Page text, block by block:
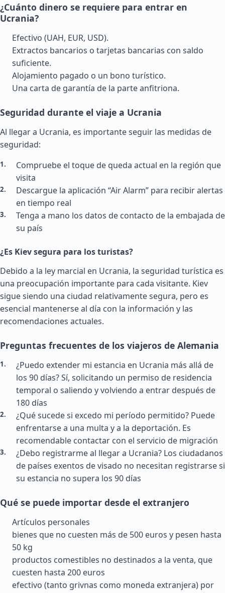
¿Cuánto dinero se requiere para entrar en
Ucrania?
Efectivo (UAH, EUR, USD).
Extractos bancarios o tarjetas bancarias con saldo
suficiente.
Alojamiento pagado o un bono turístico.
Una carta de garantía de la parte anfitriona.
Seguridad durante el viaje a Ucrania
Al llegar a Ucrania, es importante seguir las medidas de
seguridad:
Compruebe el toque de queda actual en la región que
visita
Descargue la aplicación “Air Alarm” para recibir alertas
en tiempo real
Tenga a mano los datos de contacto de la embajada de
su país
¿Es Kiev segura para los turistas?
Debido a la ley marcial en Ucrania, la seguridad turística es
una preocupación importante para cada visitante. Kiev
sigue siendo una ciudad relativamente segura, pero es
esencial mantenerse al día con la información y las
recomendaciones actuales.
Preguntas frecuentes de los viajeros de Alemania
¿Puedo extender mi estancia en Ucrania más allá de
los 90 días? Sí, solicitando un permiso de residencia
temporal o saliendo y volviendo a entrar después de
180 días
¿Qué sucede si excedo mi período permitido? Puede
enfrentarse a una multa y a la deportación. Es
recomendable contactar con el servicio de migración
¿Debo registrarme al llegar a Ucrania? Los ciudadanos
de países exentos de visado no necesitan registrarse si
su estancia no supera los 90 días
Qué se puede importar desde el extranjero
Artículos personales
bienes que no cuesten más de 500 euros y pesen hasta
50 kg
productos comestibles no destinados a la venta, que
cuesten hasta 200 euros
efectivo (tanto grivnas como moneda extranjera) por